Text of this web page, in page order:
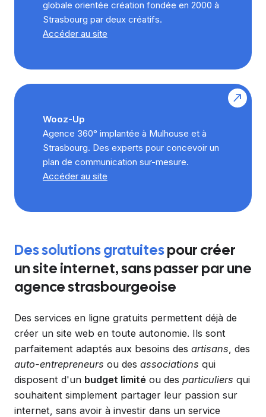
globale orientée création fondée en 2000 à
Strasbourg par deux créatifs.
Accéder au site
Wooz-Up
Agence 360° implantée à Mulhouse et à
Strasbourg. Des experts pour concevoir un
plan de communication sur-mesure.
Accéder au site
Des solutions gratuitespour créer
un site internet, sans passer par une
agence strasbourgeoise
Des services en ligne gratuits permettent déjà de
créer un site web en toute autonomie. Ils sont
parfaitement adaptés aux besoins des artisans, des
auto-entrepreneurs ou des associations qui
disposent d'un budget limité ou des particuliers qui
souhaitent simplement partager leur passion sur
internet, sans avoir à investir dans un service